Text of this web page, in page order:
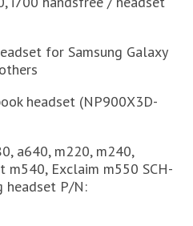
for Samsung Galaxy
headset (NP900X3D-
a640, m220, m240,
m540, Exclaim m550 SCH-
headset P/N: